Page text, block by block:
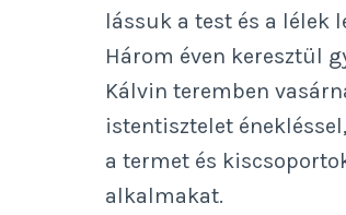
lássuk a test és a lélek
Három éven keresztül
Kálvin teremben
istentisztelet
a termet és
alkalmakat.